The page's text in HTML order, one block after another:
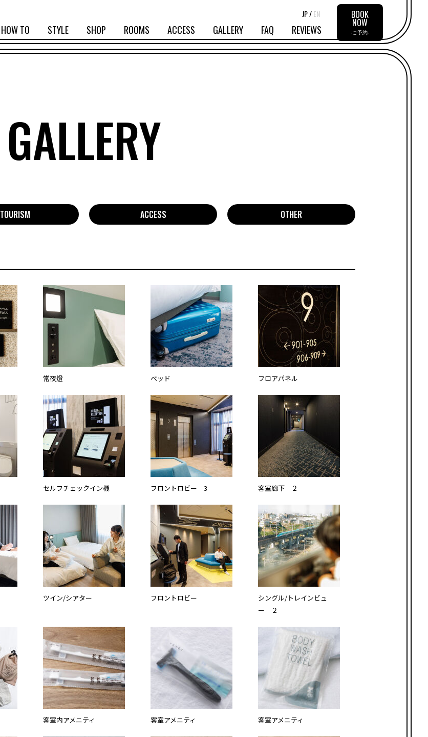
JP /EN
HOW TO STYLE SHOP ROOMS ACCESS GALLERY FAQ REVIEWS
BOOK
NOW
-ご予約-
GALLERY
TOURISM ACCESS OTHER
常夜燈 ベッド フロアパネル
セルフチェックイン機 フロントロビー 3 客室廊下 ２
ツイン/シアター フロントロビー
シングル/トレインビュ
ー ２
客室内アメニティ 客室アメニティ 客室アメニティ